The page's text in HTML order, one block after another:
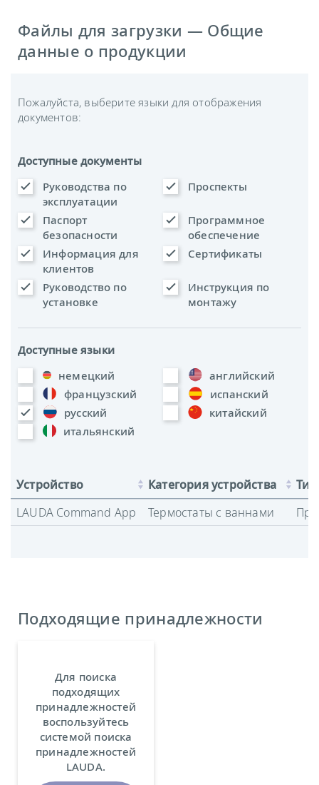
Файлы для загрузки — Общие
данные о продукции
Пожалуйста, выберите языки для отображения
документов:
Доступные документы
Руководства по
эксплуатации
Проспекты
Паспорт
безопасности
Программное
обеспечение
Информация для
клиентов
Сертификаты
Руководство по
установке
Инструкция по
монтажу
Доступные языки
немецкий
английский
французский
испанский
русский
китайский
итальянский
Устройство Категория устройства
LAUDA Command App
Термостаты с ваннами
Подходящие принадлежности
Для поиска
подходящих
принадлежностей
воспользуйтесь
системой поиска
принадлежностей
LAUDA.